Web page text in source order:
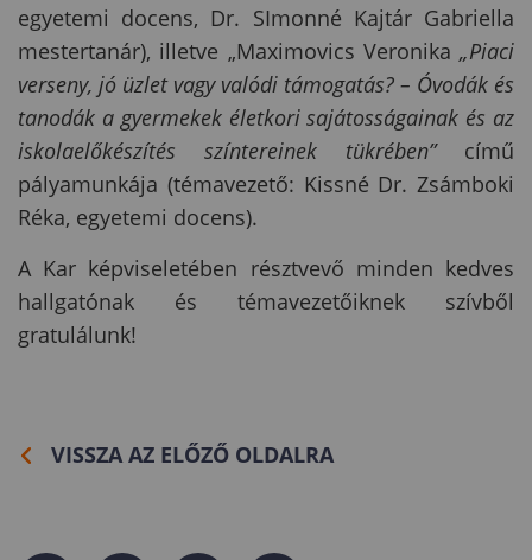
egyetemi docens, Dr. SImonné Kajtár Gabriella
mestertanár), illetve „Maximovics Veronika „Piaci
verseny, jó üzlet vagy valódi támogatás? – Óvodák és
tanodák a gyermekek életkori sajátosságainak és az
iskolaelőkészítés színtereinek tükrében” című
pályamunkája (témavezető: Kissné Dr. Zsámboki
Réka, egyetemi docens).
A Kar képviseletében résztvevő minden kedves
hallgatónak és témavezetőiknek szívből
gratulálunk!
VISSZA AZ ELŐZŐ OLDALRA